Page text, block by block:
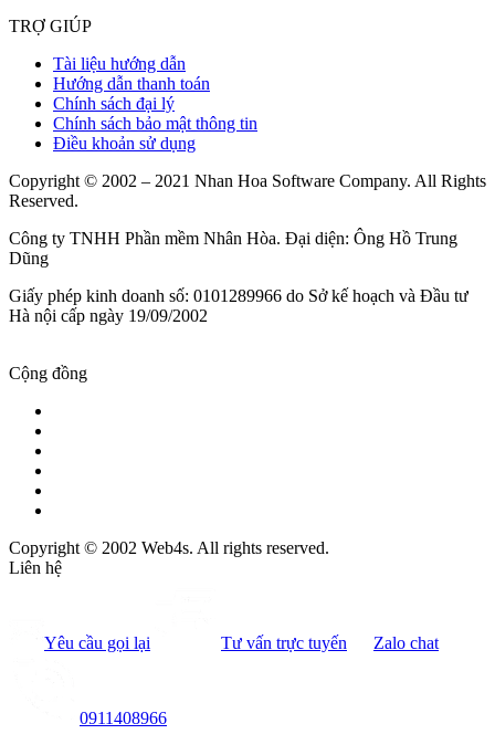
TRỢ GIÚP
Tài liệu hướng dẫn
Hướng dẫn thanh toán
Chính sách đại lý
Chính sách bảo mật thông tin
Điều khoản sử dụng
Copyright © 2002 – 2021 Nhan Hoa Software Company. All Rights
Reserved.
Công ty TNHH Phần mềm Nhân Hòa. Đại diện: Ông Hồ Trung
Dũng
Giấy phép kinh doanh số: 0101289966 do Sở kế hoạch và Đầu tư
Hà nội cấp ngày 19/09/2002
Cộng đồng
Copyright © 2002 Web4s. All rights reserved.
Liên hệ
Yêu cầu gọi lại Tư vấn trực tuyến Zalo chat
0911408966